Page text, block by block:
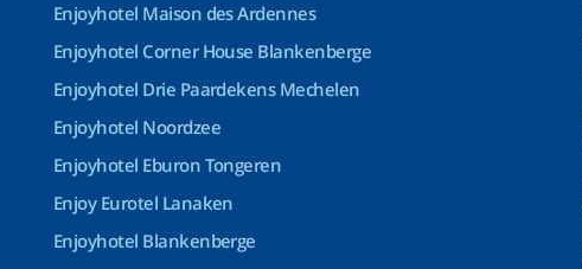
Enjoyhotel Maison des Ardennes
Enjoyhotel Corner House Blankenberge
Enjoyhotel Drie Paardekens Mechelen
Enjoyhotel Noordzee
Enjoyhotel Eburon Tongeren
Enjoy Eurotel Lanaken
Enjoyhotel Blankenberge